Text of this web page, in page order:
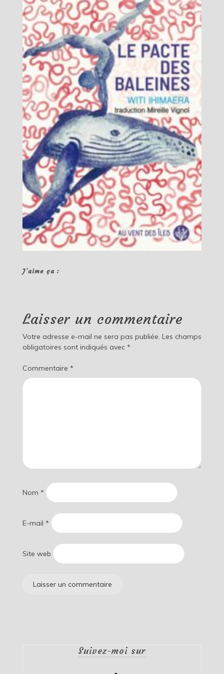
J’aime ça :
Laisser un commentaire
Votre adresse e-mail ne sera pas publiée. Les champs
obligatoires sont indiqués avec *
Commentaire *
Nom *
E-mail *
Site web
Suivez-moi sur